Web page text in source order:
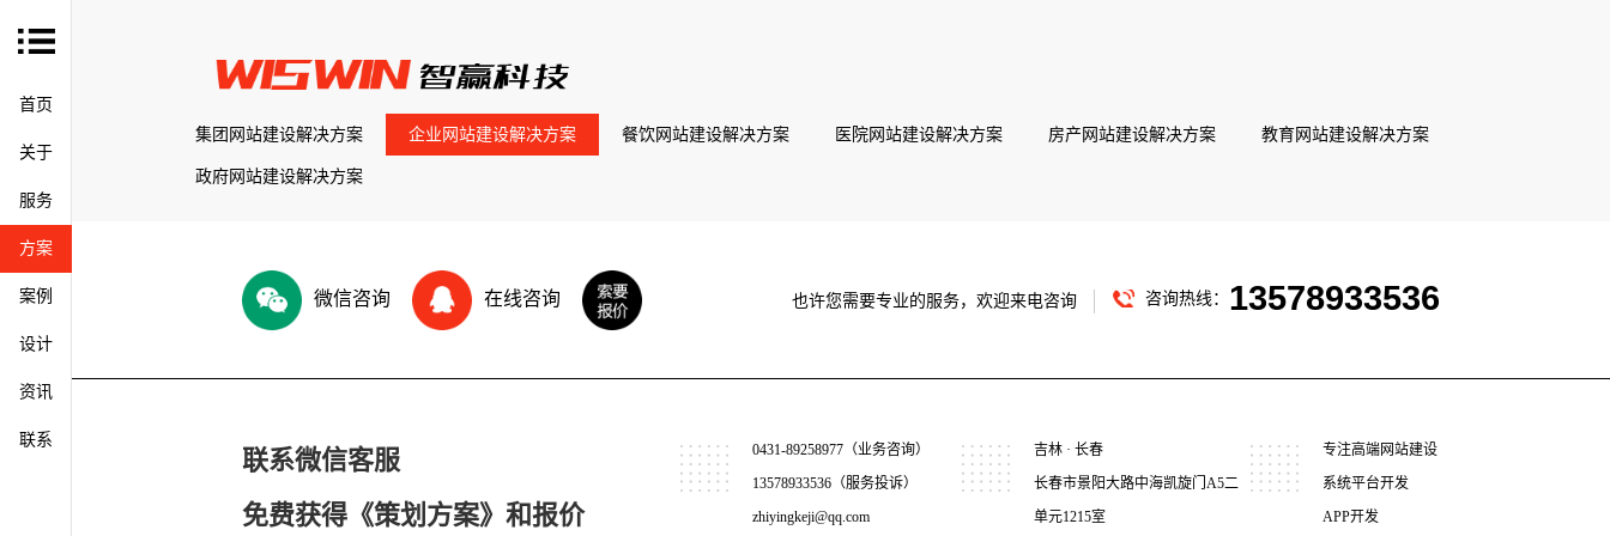
首页
关于
服务
方案
案例
设计
资讯
联系
集团网站建设解决方案 企业网站建设解决方案 餐饮网站建设解决方案 医院网站建设解决方案 房产网站建设解决方案 教育网站建设解决方案
政府网站建设解决方案
微信咨询 在线咨询 也许您需要专业的服务，欢迎来电咨询 咨询热线： 13578933536
联系微信客服
免费获得《策划方案》和报价
0431-89258977（业务咨询）
13578933536（服务投诉）
zhiyingkeji@qq.com
吉林 · 长春
长春市景阳大路中海凯旋门A5二
单元1215室
专注高端网站建设
系统平台开发
APP开发